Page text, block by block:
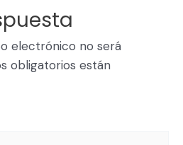
electrónico no será
obligatorios están